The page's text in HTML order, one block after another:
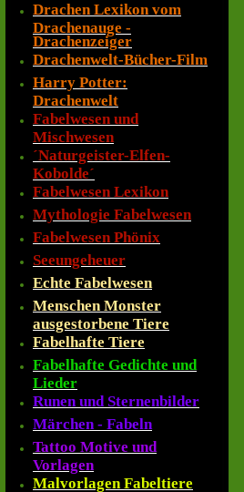
Drachen Lexikon vom
Drachenauge -
Drachenzeiger
Drachenwelt-Bücher-Film
Harry Potter:
Drachenwelt
Fabelwesen und
Mischwesen
´Naturgeister-Elfen-
Kobolde´
Fabelwesen Lexikon
Mythologie Fabelwesen
Fabelwesen Phönix
Seeungeheuer
Echte Fabelwesen
Menschen Monster
ausgestorbene Tiere
Fabelhafte Tiere
Fabelhafte Gedichte und
Lieder
Runen und Sternenbilder
Märchen - Fabeln
Tattoo Motive und
Vorlagen
Malvorlagen Fabeltiere